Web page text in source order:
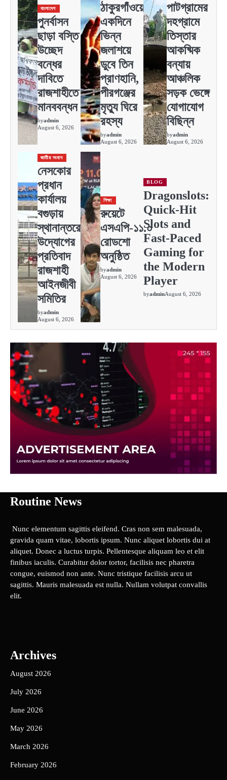
বাংলাদেশ
পুনর্বাসন
ছাড়া বস্তি
উচ্ছেদ
বন্ধের
দাবিতে
রাজশাহীতে
মানববন্ধন
byadmin
August 6, 2026
ঠাকুরগাঁওয়ে
একদিনে
ভিন্ন
জলাশয়ে
ডুবে তিন
প্রাণহানি,
পীরগঞ্জের
মৃত্যু ঘিরে
রহস্য
byadmin
August 6, 2026
পাটগ্রামের
দহগ্রামে
তিস্তার
আকষ্মিক
বন্যায়
আঞ্চলিক
সড়ক ভেঙ্গে
যোগাযোগ
বিছিন্ন
byadmin
August 6, 2026
জাতীয় সংবাদ
নেসকোর
প্রধান
কার্যালয়
বগুড়ায়
স্থানান্তরের
উদ্যোগের
প্রতিবাদ
রাজশাহী
আইনজীবী
সমিতির
byadmin
August 6, 2026
শিক্ষা
রুয়েটে
এসএপি-১১.০
রোডশো
অনুষ্ঠিত
byadmin
August 6, 2026
BLOG
Dragonslots:
Quick‑Hit
Slots and
Fast‑Paced
Gaming for
the Modern
Player
byadminAugust 6, 2026
Routine News
Nunc elementum sagittis eleifend. Cras non sem malesuada,
gravida quam vitae, lobortis ipsum. Nunc aliquet lobortis dui at
aliquet. Donec a luctus turpis. Pellentesque aliquam leo et elit
finibus iaculis. Curabitur dolor tortor, facilisis nec pharetra
congue, euismod non ante. Nunc tristique facilisis arcu ut
sagittis. Mauris malesuada est nulla. Nullam volutpat convallis
elit.
Archives
August 2026
July 2026
June 2026
May 2026
March 2026
February 2026